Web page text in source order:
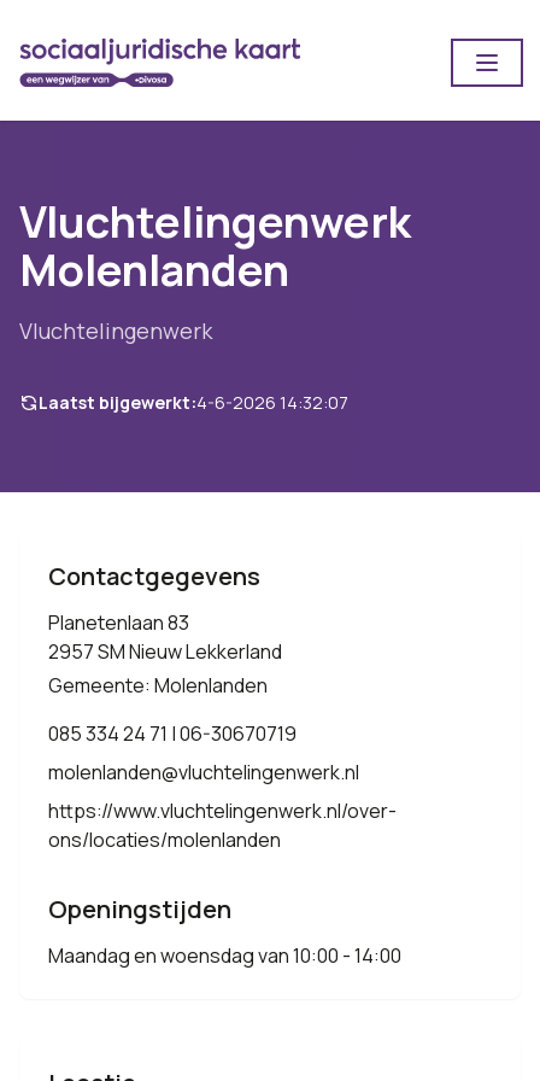
Vluchtelingenwerk
Molenlanden
Vluchtelingenwerk
Laatst bijgewerkt:4-6-2026 14:32:07
Contactgegevens
Planetenlaan 83
2957 SM Nieuw Lekkerland
Gemeente: Molenlanden
085 334 24 71 | 06-30670719
molenlanden@vluchtelingenwerk.nl
https://www.vluchtelingenwerk.nl/over-
ons/locaties/molenlanden
Openingstijden
Maandag en woensdag van 10:00 - 14:00